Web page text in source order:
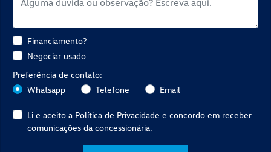
Financiamento?
Negociar usado
Preferência de contato:
Whatsapp
Telefone Email
Li e aceito a Política de Privacidade e concordo em receber
comunicações da concessionária.